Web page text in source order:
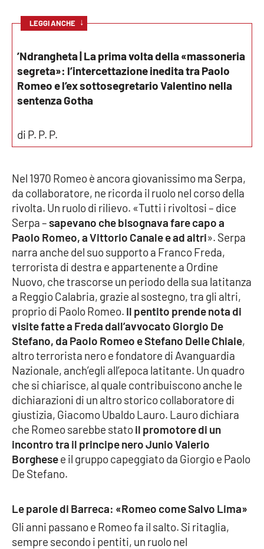
PROGETTI
SPECIALI
Buona Sanità Calabria
CALABRIAVISIONE
Food
Storie
LAC
NETWORK
Lacplay.it
Lactv.it
Laconair.it
Lacitymag.it
Lacapitalenews.it
Ilreggino.it
Cosenzachannel.it
Catanzarochannel.it
LEGGI ANCHE ↓
’Ndrangheta | La prima volta della «massoneria
segreta»: l’intercettazione inedita tra Paolo
Romeo e l’ex sottosegretario Valentino nella
sentenza Gotha
di P. P. P.
Nel 1970 Romeo è ancora giovanissimo ma Serpa,
da collaboratore, ne ricorda il ruolo nel corso della
rivolta. Un ruolo di rilievo. «Tutti i rivoltosi – dice
Serpa –sapevano che bisognava fare capo a
Paolo Romeo, a Vittorio Canale e ad altri». Serpa
narra anche del suo supporto a Franco Freda,
terrorista di destra e appartenente a Ordine
Nuovo, che trascorse un periodo della sua latitanza
a Reggio Calabria, grazie al sostegno, tra gli altri,
proprio di Paolo Romeo. Il pentito prende nota di
visite fatte a Freda dall’avvocato Giorgio De
Stefano, da Paolo Romeo e Stefano Delle Chiaie,
altro terrorista nero e fondatore di Avanguardia
Nazionale, anch’egli all’epoca latitante. Un quadro
che si chiarisce, al quale contribuiscono anche le
dichiarazioni di un altro storico collaboratore di
giustizia, Giacomo Ubaldo Lauro. Lauro dichiara
che Romeo sarebbe statoil promotore di un
incontro tra il principe nero Junio Valerio
Borghesee il gruppo capeggiato da Giorgio e Paolo
De Stefano.
Le parole di Barreca: «Romeo come Salvo Lima»
Gli anni passano e Romeo fa il salto. Si ritaglia,
sempre secondo i pentiti, un ruolo nel